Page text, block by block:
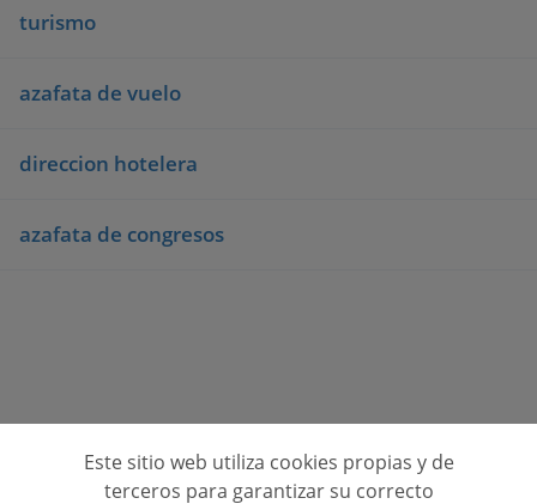
turismo
azafata de vuelo
direccion hotelera
azafata de congresos
Consulta opiniones de centros de formación
Este sitio web utiliza cookies propias y de
terceros para garantizar su correcto